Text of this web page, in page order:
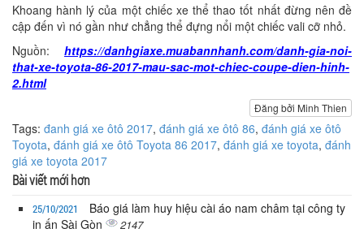
Khoang hành lý của một chiếc xe thể thao tốt nhất đừng nên đề
cập đến vì nó gần như chẳng thể đựng nổi một chiếc vali cỡ nhỏ.
Nguồn: https://danhgiaxe.muabannhanh.com/danh-gia-noi-
that-xe-toyota-86-2017-mau-sac-mot-chiec-coupe-dien-hinh-
2.html
Đăng bởi Minh Thien
Tags: đanh giá xe ôtô 2017, đánh giá xe ôtô 86, đánh giá xe ôtô
Toyota, đánh giá xe ôtô Toyota 86 2017, đánh giá xe toyota, đánh
giá xe toyota 2017
Bài viết mới hơn
25/10/2021
Báo giá làm huy hiệu cài áo nam châm tại công ty
in ấn Sài Gòn
2147